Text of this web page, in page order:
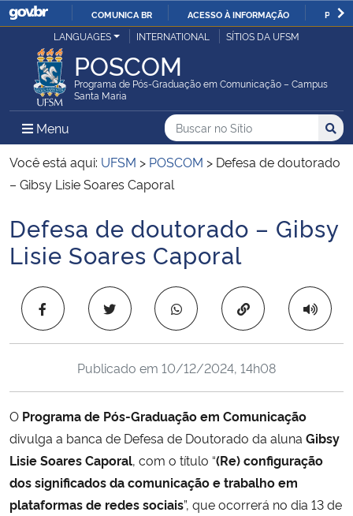
IR
PARA
O
COMUNICA BR ACESSO À INFORMAÇÃO
Ministério da Justiça e Segurança Pública
Ministério da Defesa
Ministério das Relações Exteriores
Ministério da Infraestrutura
Ministério da Educação
Ministério da Cidadania
Ministério de Minas e Energia
Ministério da Ciência, Tecnologia, Inovações e Comunicações
LANGUAGES INTERNATIONAL SÍTIOS DA UFSM
POSCOM
Programa de Pós-Graduação em Comunicação – Campus
Santa Maria
Menu Menu Principal do Sítio
Busca
Buscar no no Sítio
Busca:
Você está aqui: UFSM > POSCOM > Defesa de doutorado
– Gibsy Lisie Soares Caporal
Início do conteúdo
Defesa de doutorado – Gibsy
Lisie Soares Caporal
Copiar para área
Publicado em 10/12/2024, 14h08
O Programa de Pós-Graduação em Comunicação
divulga a banca de Defesa de Doutorado da aluna Gibsy
Lisie Soares Caporal, com o título “(Re) configuração
dos significados da comunicação e trabalho em
plataformas de redes sociais”, que ocorrerá no dia 13 de